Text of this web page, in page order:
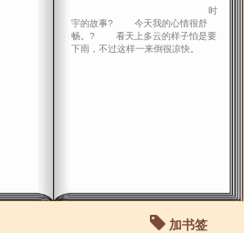
时
宇的故事? 今天我的心情很舒
畅。? 看天上多云的样子怕是要
下雨，不过这样一来倒很凉快。
加书签